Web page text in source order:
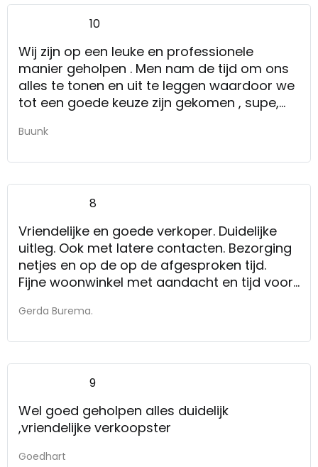
10
Wij zijn op een leuke en professionele
manier geholpen . Men nam de tijd om ons
alles te tonen en uit te leggen waardoor we
tot een goede keuze zijn gekomen , supe,
Zoals we nu geholpen zijn , zijn er geen
Buunk
8
Vriendelijke en goede verkoper. Duidelijke
uitleg. Ook met latere contacten. Bezorging
netjes en op de op de afgesproken tijd.
Fijne woonwinkel met aandacht en tijd voor
Gerda Burema.
9
Wel goed geholpen alles duidelijk
,vriendelijke verkoopster
Goedhart